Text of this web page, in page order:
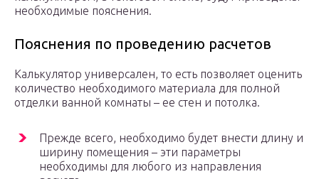
необходимые пояснения.
Пояснения по проведению расчетов
Калькулятор универсален, то есть позволяет оценить
количество необходимого материала для полной
отделки ванной комнаты – ее стен и потолка.
Прежде всего, необходимо будет внести длину и
ширину помещения – эти параметры
необходимы для любого из направления